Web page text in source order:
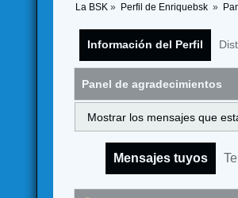
La BSK » Perfil de Enriquebsk »
Información del Perfil
Panel de agradecimientos
Mostrar los mensajes que
Mensajes tuyos